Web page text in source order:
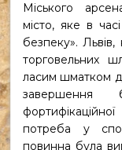
Міського
місто, яке в
безпеку».
торговельних
ласим шматком
завершення
потреба у
повинна була